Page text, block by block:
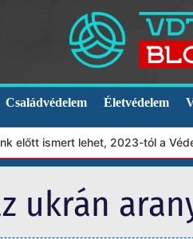
Családvédelem Életvédelem
lehet, 2023-tól a Védett
ukrán